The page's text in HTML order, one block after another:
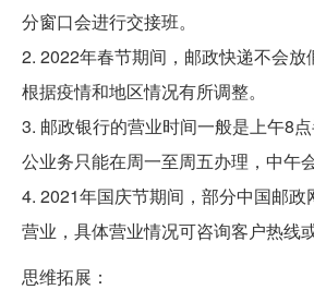
分窗口会进行交接班。
2. 2022年春节期间，邮政快递不会放
根据疫情和地区情况有所调整。
3. 邮政银行的营业时间一般是上午8
公业务只能在周一至周五办理，中午
4. 2021年国庆节期间，部分中国邮
营业，具体营业情况可咨询客户热线
思维拓展：